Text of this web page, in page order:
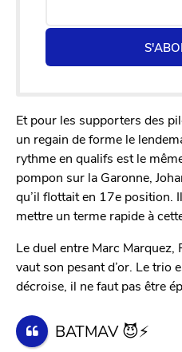
Et pour les supporters des
un regain de forme le
rythme en qualifs est le
pompon sur la Garonne,
qu’il flottait en 17e position.
mettre un terme rapide à
Le duel entre Marc
vaut son pesant d’or. Le trio
décroise, il ne faut pas être
BATMAV 😈⚡️